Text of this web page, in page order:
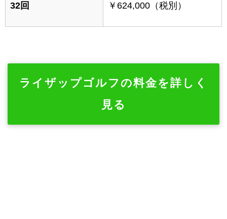
32回 ￥624,000 （税別）
ライザップゴルフの料金を詳しく
見る